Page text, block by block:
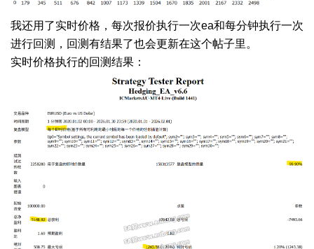
我还用了实时价格，每次报价执行一次ea和每分钟执行一次
进行回测，回测有结果了也会更新在这个帖子里。
实时价格执行的回测结果：